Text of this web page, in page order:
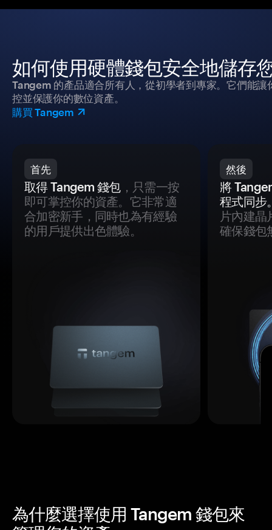
如何使用硬體錢包安全地儲存
Tangem 的產品適合所有人，從初學者到專家。它們能
控並保護你的數位資產。
購買 Tangem
首先
取得 Tangem 錢包，只需一按
即可掌控你的資產。它非常適
合加密新手，同時也為有經驗
的用戶提供出色體驗。
然後
將
程式同步
片內建晶
確保錢包
為什麼選擇使用 Tangem 錢包來